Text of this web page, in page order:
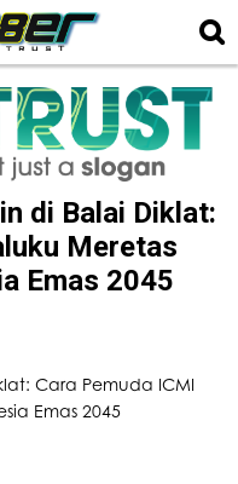
di Balai Diklat:
Meretas
Emas 2045